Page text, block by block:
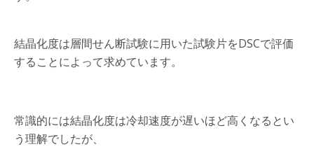
結晶化度は層間せん断試験に用いた試験片をDSCで評価
することによって求めています。
常識的には結晶化度は冷却速度が遅いほど高くなるとい
う理解でしたが、